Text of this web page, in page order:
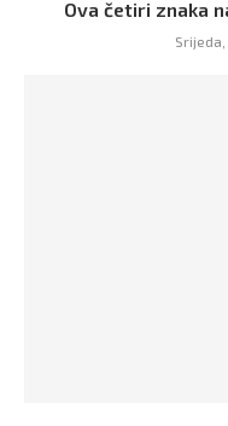
Ova četiri znaka